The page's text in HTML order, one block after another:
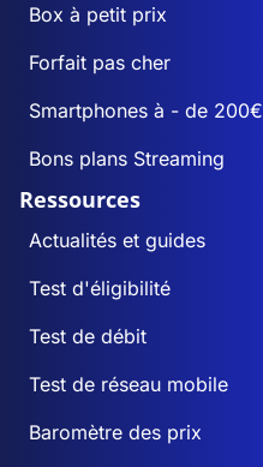
Box à petit prix
Forfait pas cher
Smartphones à - de 200€
Bons plans Streaming
Ressources
Actualités et guides
Test d'éligibilité
Test de débit
Test de réseau mobile
Baromètre des prix